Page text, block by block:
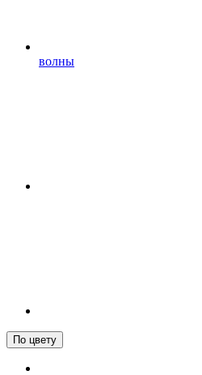
волны
По цвету